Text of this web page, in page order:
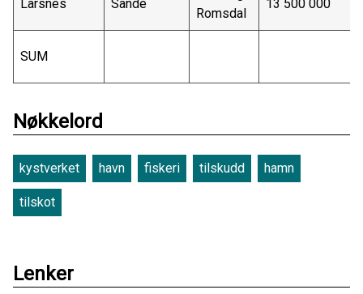
Larsnes Sande
Romsdal
13 500 000
SUM
Nøkkelord
kystverket havn fiskeri tilskudd hamn
tilskot
Lenker